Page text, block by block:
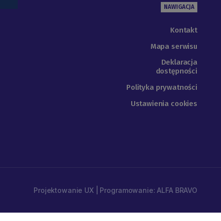
NAWIGACJA
Kontakt
Mapa serwisu
Deklaracja
dostępności
Polityka prywatności
Ustawienia cookies
Projektowanie UX | Programowanie: ALFA BRAVO